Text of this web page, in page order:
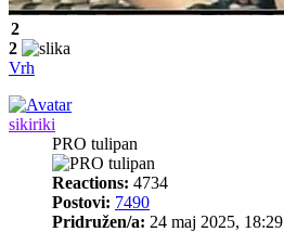
2
2
Vrh
sikiriki
PRO tulipan
Reactions: 4734
Postovi: 7490
Pridružen/a: 24 maj 2025, 18:29